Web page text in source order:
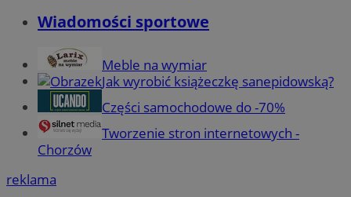
Wiadomości sportowe
Meble na wymiar
Jak wyrobić książeczkę sanepidowską?
Części samochodowe do -70%
Tworzenie stron internetowych -
Chorzów
reklama